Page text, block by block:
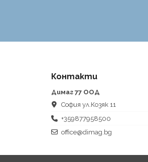
Контакти
Димаг 77 ООД
София ул.Козяк 11
+359877958500
office@dimag.bg